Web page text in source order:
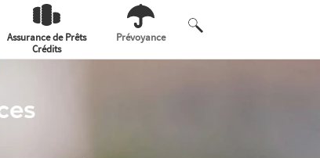
Assurance de Prêts
Crédits
Prévoyance